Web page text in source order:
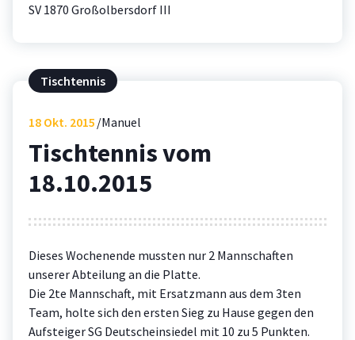
SV 1870 Großolbersdorf III
Tischtennis
18 Okt. 2015 Manuel
Tischtennis vom
18.10.2015
Dieses Wochenende mussten nur 2 Mannschaften
unserer Abteilung an die Platte.
Die 2te Mannschaft, mit Ersatzmann aus dem 3ten
Team, holte sich den ersten Sieg zu Hause gegen den
Aufsteiger SG Deutscheinsiedel mit 10 zu 5 Punkten.